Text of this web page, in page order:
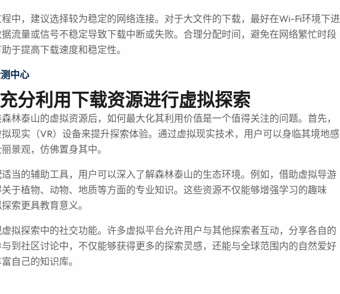
中，建议选择较为稳定的网络连接。对于大文件的下载，最好在Wi-Fi环境下进
流量或信号不稳定导致下载中断或失败。合理分配时间，避免在网络繁忙时段
于提高下载速度和稳定性。
中心
分利用下载资源进行虚拟探索
林泰山的虚拟资源后，如何最大化其利用价值是一个值得关注的问题。首先，
现实（VR）设备来提升探索体验。通过虚拟现实技术，用户可以身临其境地感
景观，仿佛置身其中。
当的辅助工具，用户可以深入了解森林泰山的生态环境。例如，借助虚拟导游
于植物、动物、地质等方面的专业知识。这些资源不仅能够增强学习的趣味
索更具教育意义。
拟探索中的社交功能。许多虚拟平台允许用户与其他探索者互动，分享各自的
到社区讨论中，不仅能够获得更多的探索灵感，还能与全球范围内的自然爱好
自己的知识库。